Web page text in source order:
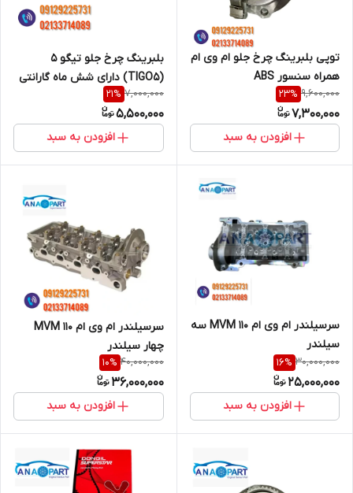
توپی بلبرینگ چرخ جلو ام وی ام
همراه سنسور ABS
شش ماهه تعویض
9,600,000
23%
7,300,000
افزودن به سبد
بلبرینگ چرخ جلو تیگو 5
(TlGO5) دارای شش ماه گارانتی
تعویض
7,000,000
21%
5,500,000
افزودن به سبد
سرسیلندر ام وی ام ۱۱۰ MVM سه
سیلندر
30,000,000
16%
25,000,000
افزودن به سبد
سرسیلندر ام وی ام ۱۱۰ MVM
چهار سیلندر
40,000,000
10%
36,000,000
افزودن به سبد